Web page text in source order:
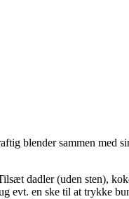
blender sammen
dadler (uden sten),
en ske til at trykke